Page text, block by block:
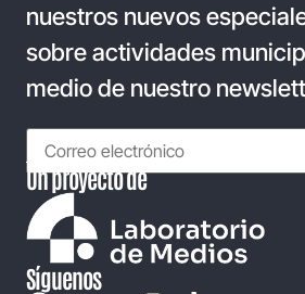
nuestros nuevos
sobre actividades
medio de nuestro
Un proyecto de
Síguenos